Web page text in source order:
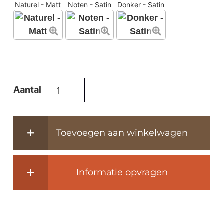
Naturel - Matt Noten - Satin Donker - Satin
Aantal
hoogte
verstelbaar
Z-
Toevoegen aan winkelwagen
Informatie opvragen